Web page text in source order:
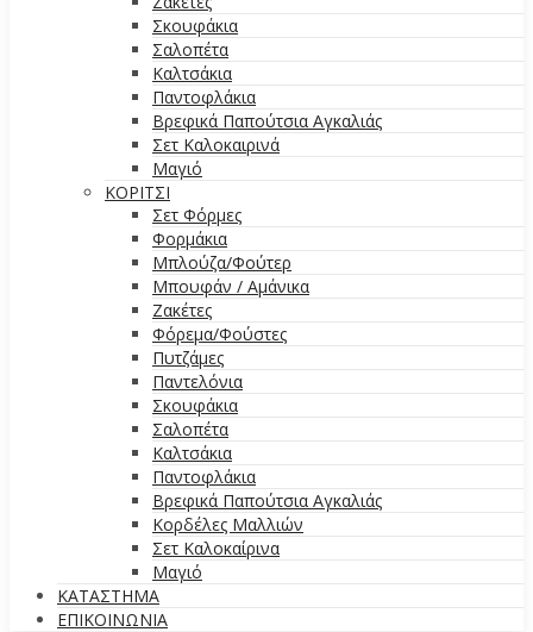
Σκουφάκια
Σαλοπέτα
Καλτσάκια
Παντοφλάκια
Βρεφικά Παπούτσια Αγκαλιάς
Σετ Καλοκαιρινά
Μαγιό
ΚΟΡΙΤΣΙ
Σετ Φόρμες
Φορμάκια
Μπλούζα/Φούτερ
Μπουφάν / Αμάνικα
Ζακέτες
Φόρεμα/Φούστες
Πυτζάμες
Παντελόνια
Σκουφάκια
Σαλοπέτα
Καλτσάκια
Παντοφλάκια
Βρεφικά Παπούτσια Αγκαλιάς
Κορδέλες Μαλλιών
Σετ Καλοκαίρινα
Μαγιό
ΚΑΤΑΣΤΗΜΑ
ΕΠΙΚΟΙΝΩΝΙΑ